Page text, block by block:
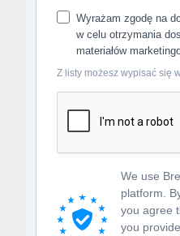
Wyrażam zgodę na
w celu otrzymania
materiałów
Z listy możesz wypisać się
We use
platform.
you agree
you